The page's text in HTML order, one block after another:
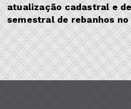
atualização cadastral e
semestral de rebanhos no